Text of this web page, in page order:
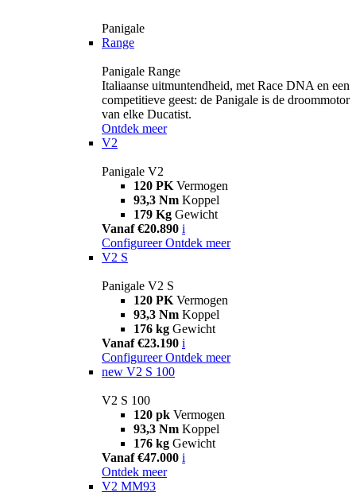
Panigale
Range
Panigale Range
Italiaanse uitmuntendheid, met Race DNA en een
competitieve geest: de Panigale is de droommotor
van elke Ducatist.
Ontdek meer
V2
Panigale V2
120 PK Vermogen
93,3 Nm Koppel
179 Kg Gewicht
Vanaf €20.890 i
Configureer Ontdek meer
V2 S
Panigale V2 S
120 PK Vermogen
93,3 Nm Koppel
176 kg Gewicht
Vanaf €23.190 i
Configureer Ontdek meer
new V2 S 100
V2 S 100
120 pk Vermogen
93,3 Nm Koppel
176 kg Gewicht
Vanaf €47.000 i
Ontdek meer
V2 MM93